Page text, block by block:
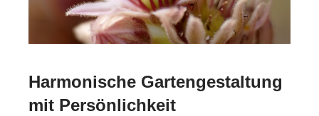
Harmonische Gartengestaltung
mit Persönlichkeit